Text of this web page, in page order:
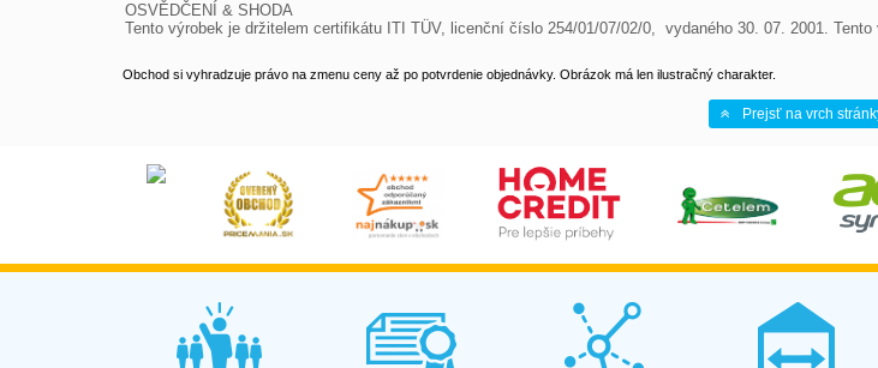
OSVĚDČENÍ & SHODA
Tento výrobek je držitelem certifikátu ITI TÜV, licenční číslo 254/01/07/02/0,  vydaného 30. 07. 2001.
Obchod si vyhradzuje právo na zmenu ceny až po potvrdenie objednávky. Obrázok má len ilustračný charakter.
Prejsť na vrch